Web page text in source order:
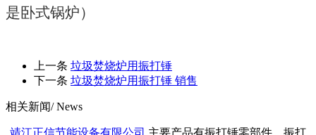
是卧式锅炉）
上一条 垃圾焚烧炉用振打锤
下一条 垃圾焚烧炉用振打锤 销售
相关新闻/ News
靖江正信节能设备有限公司 主要产品有振打锤零部件、振打